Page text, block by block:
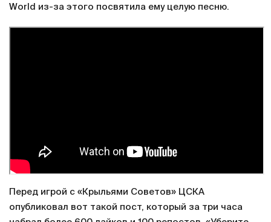
World из-за этого посвятила ему целую песню.
Перед игрой с «Крыльями Советов» ЦСКА
опубликовал вот такой пост, который за три часа